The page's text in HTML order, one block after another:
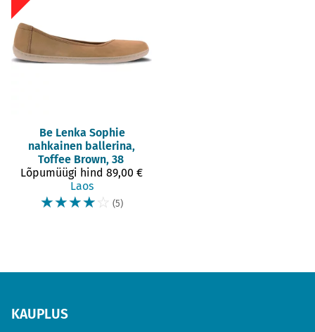
Be Lenka Sophie
nahkainen ballerina,
Toffee Brown, 38
Lõpumüügi hind 89,00 €
Laos
☆☆☆☆☆ (5)
KAUPLUS